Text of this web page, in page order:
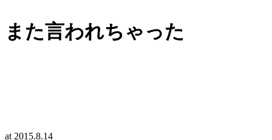
また言われちゃった
at 2015.8.14